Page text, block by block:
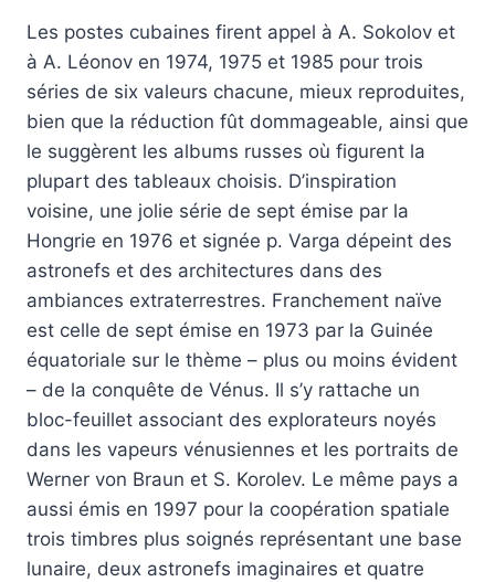
Les postes cubaines firent appel à A. Sokolov et
à A. Léonov en 1974, 1975 et 1985 pour trois
séries de six valeurs chacune, mieux reproduites,
bien que la réduction fût dommageable, ainsi que
le suggèrent les albums russes où figurent la
plupart des tableaux choisis. D’inspiration
voisine, une jolie série de sept émise par la
Hongrie en 1976 et signée p. Varga dépeint des
astronefs et des architectures dans des
ambiances extraterrestres. Franchement naïve
est celle de sept émise en 1973 par la Guinée
équatoriale sur le thème – plus ou moins évident
– de la conquête de Vénus. Il s’y rattache un
bloc-feuillet associant des explorateurs noyés
dans les vapeurs vénusiennes et les portraits de
Werner von Braun et S. Korolev. Le même pays a
aussi émis en 1997 pour la coopération spatiale
trois timbres plus soignés représentant une base
lunaire, deux astronefs imaginaires et quatre